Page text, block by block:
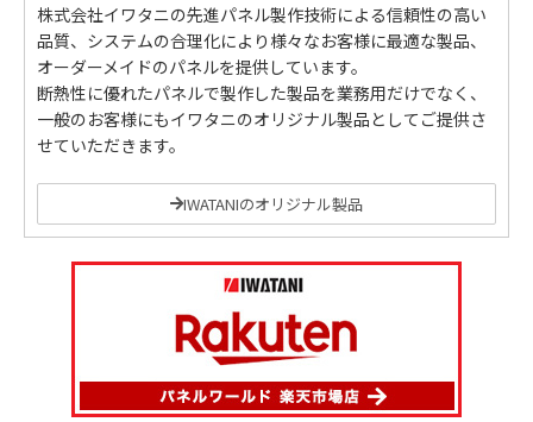
株式会社イワタニの先進パネル製作技術による信頼性の高い
品質、システムの合理化により様々なお客様に最適な製品、
オーダーメイドのパネルを提供しています。
断熱性に優れたパネルで製作した製品を業務用だけでなく、
一般のお客様にもイワタニのオリジナル製品としてご提供さ
せていただきます。
IWATANIのオリジナル製品